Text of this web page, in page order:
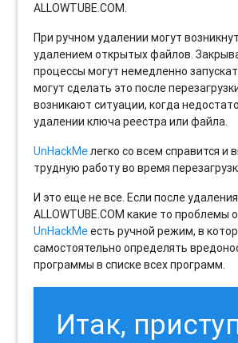
ALLOWTUBE.COM.
При ручном удалении могут
удалением открытых файлов.
процессы могут немедленно
могут сделать это после
возникают ситуации, когда
удалении ключа реестра или файла.
UnHackMeлегко со всем справится и
трудную работу во время
И это еще не все. Если после
ALLOWTUBE.COM какие то проблемы
UnHackMeесть ручной режим, в
самостоятельно определять
программы в списке всех программ.
Итак,